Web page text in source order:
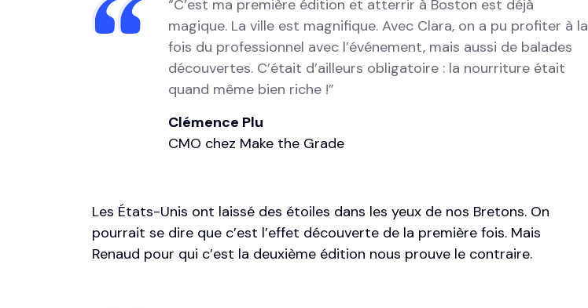
“C’est ma première édition et atterrir à Boston est déjà
magique. La ville est magnifique. Avec Clara, on a pu profiter à la
fois du professionnel avec l’événement, mais aussi de balades
découvertes. C’était d’ailleurs obligatoire : la nourriture était
quand même bien riche !”
Clémence Plu
CMO chez Make the Grade
Les États-Unis ont laissé des étoiles dans les yeux de nos Bretons. On
pourrait se dire que c’est l’effet découverte de la première fois. Mais
Renaud pour qui c’est la deuxième édition nous prouve le contraire.